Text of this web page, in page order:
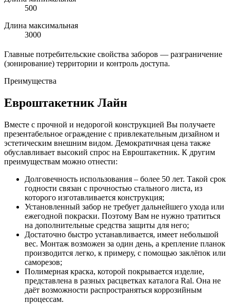
500
Длина максимальная
3000
Главные потребительские свойства заборов — разграничение
(зонирование) территории и контроль доступа.
Преимущества
Евроштакетник Лайн
Вместе с прочной и недорогой конструкцией Вы получаете
презентабельное ограждение с привлекательным дизайном и
эстетическим внешним видом. Демократичная цена также
обуславливает высокий спрос на Евроштакетник. К другим
преимуществам можно отнести:
Долговечность использования – более 50 лет. Такой срок
годности связан с прочностью стального листа, из
которого изготавливается конструкция;
Установленный забор не требует дальнейшего ухода или
ежегодной покраски. Поэтому Вам не нужно тратиться
на дополнительные средства защиты для него;
Достаточно быстро устанавливается, имеет небольшой
вес. Монтаж возможен за один день, а крепление планок
производится легко, к примеру, с помощью заклёпок или
саморезов;
Полимерная краска, которой покрывается изделие,
представлена в разных расцветках каталога Ral. Она не
даёт возможности распространяться коррозийным
процессам.